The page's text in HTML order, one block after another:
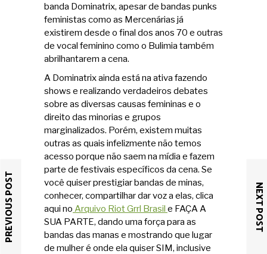
banda Dominatrix, apesar de bandas punks
feministas como as Mercenárias já
existirem desde o final dos anos 70 e outras
de vocal feminino como o Bulimia também
abrilhantarem a cena.
A Dominatrix ainda está na ativa fazendo
shows e realizando verdadeiros debates
sobre as diversas causas femininas e o
direito das minorias e grupos
marginalizados. Porém, existem muitas
outras as quais infelizmente não temos
acesso porque não saem na mídia e fazem
parte de festivais específicos da cena. Se
você quiser prestigiar bandas de minas,
conhecer, compartilhar dar voz a elas, clica
aqui no Arquivo Riot Grrl Brasil e FAÇA A
SUA PARTE, dando uma força para as
bandas das manas e mostrando que lugar
de mulher é onde ela quiser SIM, inclusive
PREVIOUS POST NEXT POST